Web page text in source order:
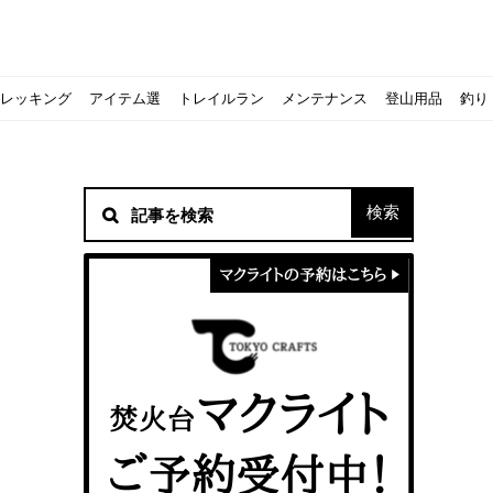
る！山梨県の九鬼山（くきやま）登山体験レポ
積雪期の谷川岳で今シーズン最後の雪山を堪能してきた
！売却する方法や条件、手続きの流れを確認
キャンプ場の宿泊や利用券をふるさと納税でゲット！おすすめ
レストハウス水郷で持ち込みBBQしてみた
一生物のアウトドアブーツならダナー！3つの理由とおすすめア
ピコグリル入荷してます！ @小倉店
ランス・ボーヌトレッキング編〜
ベランピングアイディア7選！家にいながらおしゃれキャンプ♪
キャンプ用品の『ポイント買取』について
マクライトの口コミ・評判は？人気焚き火台の魅力・気になる
ッカーでも作れるおすすめレシピをご紹介
【八ヶ岳最高峰へ】南八ヶ岳テント泊登山、赤岳〜横岳〜硫黄
ントスおすすめヘッドライトのご紹介
ングシューズはどちらを選ぶべき？｜サロモンの定番シューズで解
カリマーのおすすめリュック容量別12選｜目的別の選び方も合
ならスポルティバ！3つの理由とおすすめ7選
クライミングユーザー参加型の動画マップ「クライミングチャ
に教わる！『食感と旨みのタマゴサンド』の作り方
食うか食われるか、野生動物で一番怖いのは【17＃自分のキャ
ッキング
ズクイン』、人気の理由とおすすめウェアを紹介
【コスパ◎】キャンプデビューに最適！サウスフィールドのお
アイテム選
ズクイン』、人気の理由とおすすめウェアを紹介
【コスパ◎】キャンプデビューに最適！サウスフィールドのお
トレイルラン
｜サロモンの定番シューズで解説&ご紹介
しむために必要な装備6選【初級〜中級者向け】
トレラン初心者必見！日頃のトレーニングから中距離レースま
メンテナンス
！用途別おすすめ水筒を紹介！便利アイテムも
【こずチャンネル】使わなくなったキャンプ道具の行方！【初
登山用品
クを比較！人数・用途別でおすすめを紹介
クライミング道具はゼロポイントで揃えよう！種類別で人気ア
釣り
アジングロッドおすすめ10選！基本タックルから選び方まで紹介
フスキンの魅力と用途別おすすめリュック9選
ティートンブロスのブランドに込められた想いとは！？おすす
なの？いまどきの海外キャンプ事情をご紹介Part.1〜ロサンゼルス
パティシエキャンパーSakiさんに教わる！簡単『フルーツシロ
に教わる！簡単『フルーツシロップ』の作り方
パティシエキャンパーSakiさんに教わる！簡単アウトドアスイ
高！ほかほか『シュウマイ』の作り方
に教わる！パン好き必見！モチモチ『ベーグル』の作り方
パティシエキャンパーSakiさんに教わる！ピリ辛が後引くうま